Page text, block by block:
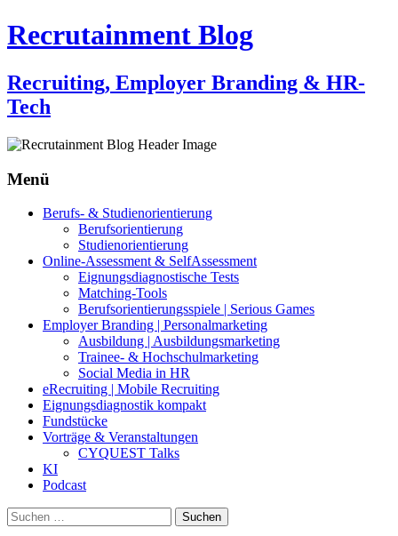
Recrutainment Blog
Recruiting, Employer Branding & HR-
Tech
Menü
Zum
Berufs- & Studienorientierung
Berufsorientierung
Studienorientierung
Online-Assessment & SelfAssessment
Eignungsdiagnostische Tests
Matching-Tools
Berufsorientierungsspiele | Serious Games
Employer Branding | Personalmarketing
Ausbildung | Ausbildungsmarketing
Trainee- & Hochschulmarketing
Social Media in HR
eRecruiting | Mobile Recruiting
Eignungsdiagnostik kompakt
Fundstücke
Vorträge & Veranstaltungen
CYQUEST Talks
KI
Podcast
Suchen
nach: